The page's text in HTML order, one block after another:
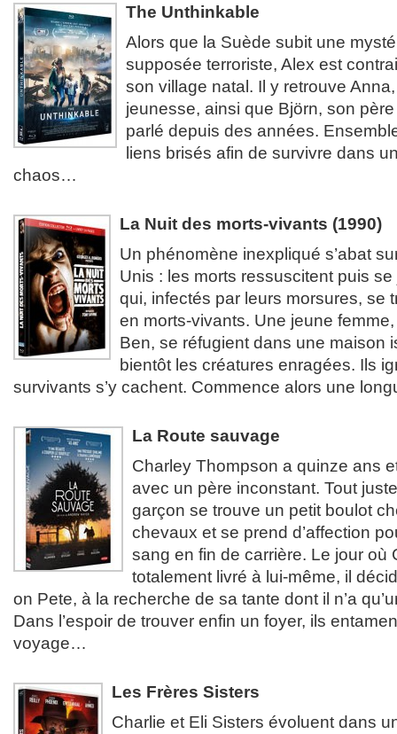
The Unthinkable
Alors que la Suède subit une
supposée terroriste, Alex est
son village natal. Il y retrouve
jeunesse, ainsi que Björn, son
parlé depuis des années.
liens brisés afin de survivre dans
chaos…
La Nuit des morts-vivants (1990)
Un phénomène inexpliqué s’abat
Unis : les morts ressuscitent puis
qui, infectés par leurs morsures, se
en morts-vivants. Une jeune
Ben, se réfugient dans une maison
bientôt les créatures enragées. Ils
survivants s’y cachent. Commence alors une
La Route sauvage
Charley Thompson a quinze ans
avec un père inconstant. Tout
garçon se trouve un petit boulot
chevaux et se prend d’affection
sang en fin de carrière. Le jour où
totalement livré à lui-même, il
on Pete, à la recherche de sa tante dont il n’a
Dans l’espoir de trouver enfin un foyer, ils
voyage…
Les Frères Sisters
Charlie et Eli Sisters évoluent dans